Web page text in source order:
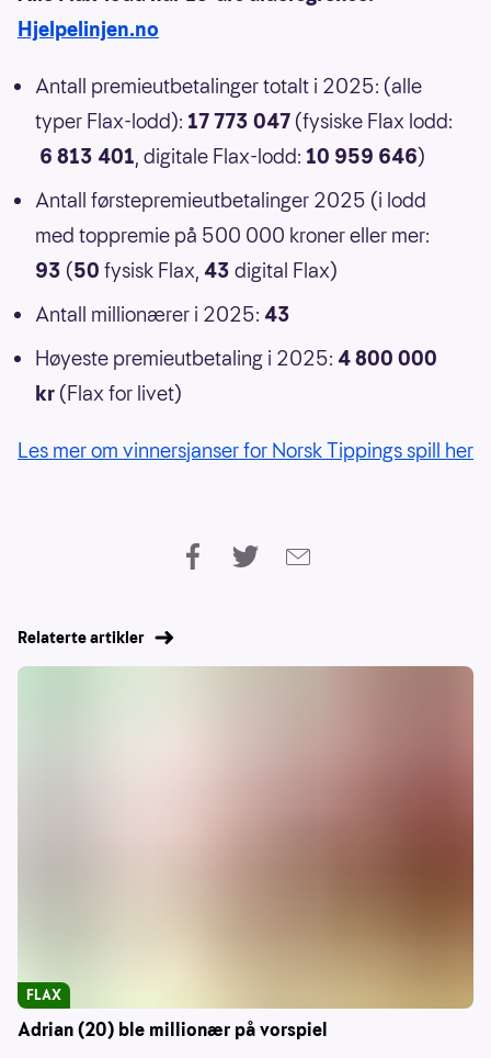
Hjelpelinjen.no
Antall premieutbetalinger totalt i 2025: (alle
typer Flax-lodd): 17 773 047 (fysiske Flax lodd:
6 813 401, digitale Flax-lodd: 10 959 646)
Antall førstepremieutbetalinger 2025 (i lodd
med toppremie på 500 000 kroner eller mer:
93 (50 fysisk Flax, 43 digital Flax)
Antall millionærer i 2025: 43
Høyeste premieutbetaling i 2025: 4 800 000
kr (Flax for livet)
Les mer om vinnersjanser for Norsk Tippings spill her
Relaterte artikler
Adrian (20) ble millionær på vorspiel
FLAX